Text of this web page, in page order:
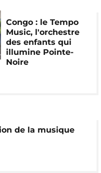
Congo : le Tempo
Music, l'orchestre
des enfants qui
illumine Pointe-
Noire
de la musique